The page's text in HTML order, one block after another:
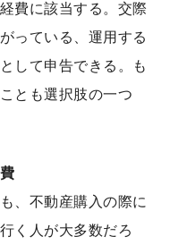
費に該当する。交際
っている、運用する
して申告できる。も
とも選択肢の一つ
、不動産購入の際に
く人が大多数だろ